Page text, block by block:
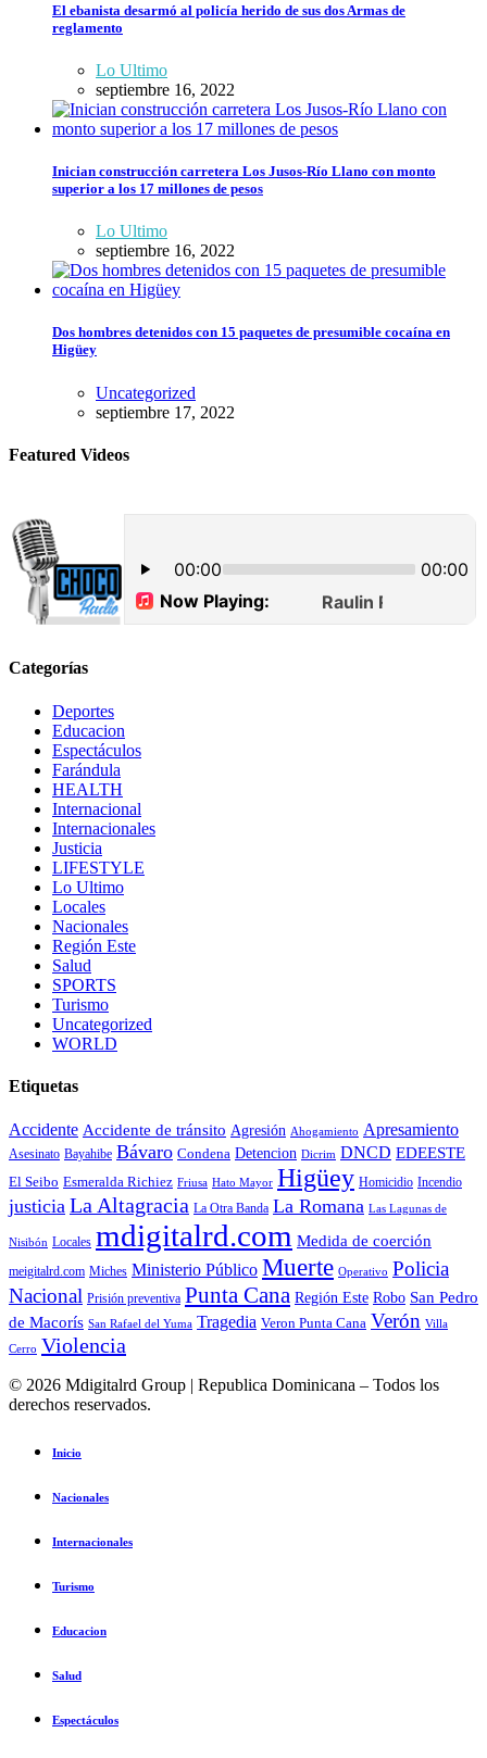
El ebanista desarmó al policía herido de sus dos Armas de
reglamento
Lo Ultimo
septiembre 16, 2022
Inician construcción carretera Los Jusos-Río Llano con monto
superior a los 17 millones de pesos
Lo Ultimo
septiembre 16, 2022
Dos hombres detenidos con 15 paquetes de presumible cocaína en
Higüey
Uncategorized
septiembre 17, 2022
Featured Videos
Categorías
Deportes
Educacion
Espectáculos
Farándula
HEALTH
Internacional
Internacionales
Justicia
LIFESTYLE
Lo Ultimo
Locales
Nacionales
Región Este
Salud
SPORTS
Turismo
Uncategorized
WORLD
Etiquetas
Accidente Accidente de tránsito Agresión Ahogamiento Apresamiento
Asesinato Bayahibe Bávaro Condena Detencion Dicrim DNCD EDEESTE
El Seibo Esmeralda Richiez Friusa Hato Mayor Higüey Homicidio Incendio
justicia La Altagracia La Otra Banda La Romana Las Lagunas de
Nisibón Locales mdigitalrd.com Medida de coerción
meigitalrd.com Miches Ministerio Público Muerte Operativo Policia
Nacional Prisión preventiva Punta Cana Región Este Robo San Pedro
de Macorís San Rafael del Yuma Tragedia Veron Punta Cana Verón Villa
Cerro Violencia
© 2026 Mdigitalrd Group | Republica Dominicana – Todos los
derechos reservados.
Inicio
Nacionales
Internacionales
Turismo
Educacion
Salud
Espectáculos